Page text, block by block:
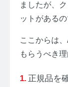
ましたが、
ットがあるの
ここからは
もらうべき
正規品を